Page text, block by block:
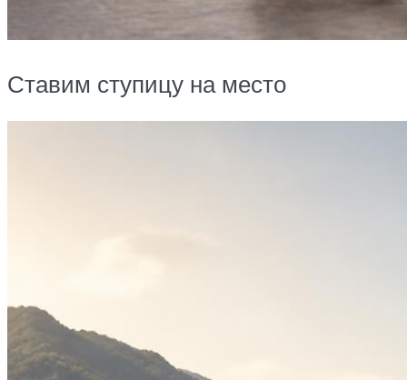
Ставим ступицу на место